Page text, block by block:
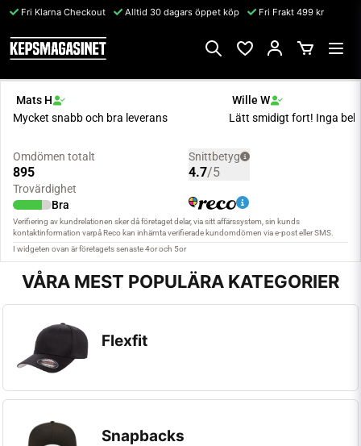
Fri Klarna Checkout Alltid 30 dagars öppet köp Fri Frakt 499 kr
VÅRA MEST POPULÄRA KATEGORIER
Flexfit
Snapbacks